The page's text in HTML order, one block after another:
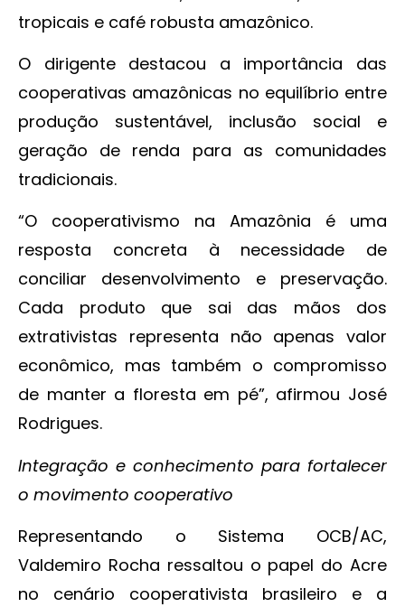
tropicais e café robusta amazônico.
O dirigente destacou a importância das
cooperativas amazônicas no equilíbrio entre
produção sustentável, inclusão social e
geração de renda para as comunidades
tradicionais.
“O cooperativismo na Amazônia é uma
resposta concreta à necessidade de
conciliar desenvolvimento e preservação.
Cada produto que sai das mãos dos
extrativistas representa não apenas valor
econômico, mas também o compromisso
de manter a floresta em pé”, afirmou José
Rodrigues.
Integração e conhecimento para fortalecer
o movimento cooperativo
Representando o Sistema OCB/AC,
Valdemiro Rocha ressaltou o papel do Acre
no cenário cooperativista brasileiro e a